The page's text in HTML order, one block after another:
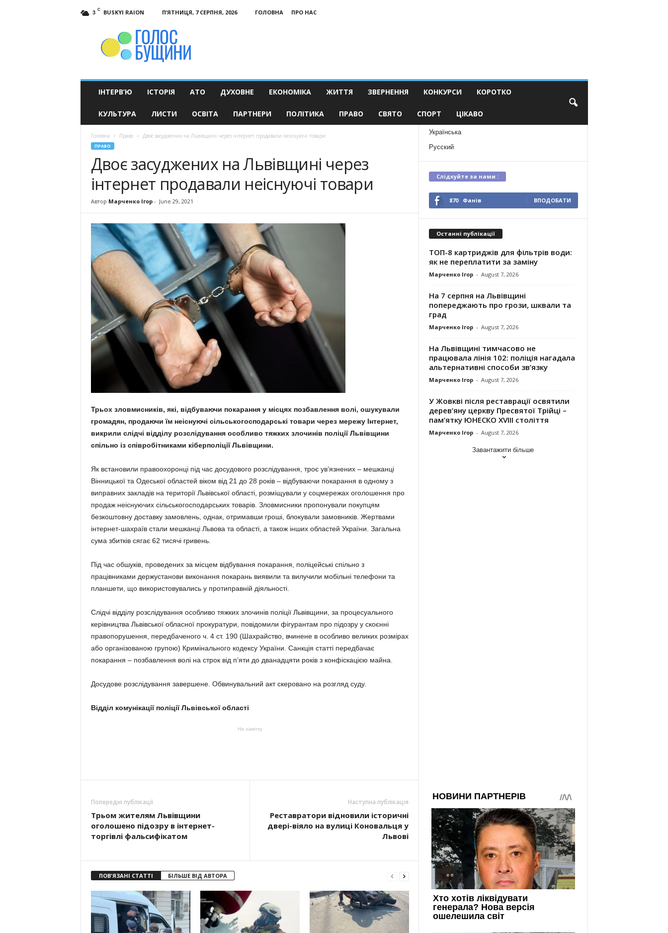
3 C BUSKYI RAION П’ЯТНИЦЯ, 7 СЕРПНЯ, 2026 ГОЛОВНА
ПРО НАС
ІНТЕРВ’Ю ІСТОРІЯ АТО ДУХОВНЕ ЕКОНОМІКА ЖИТТЯ ЗВЕРНЕННЯ КОНКУРСИ КОРОТКО
КУЛЬТУРА ЛИСТИ ОСВІТА ПАРТНЕРИ ПОЛІТИКА ПРАВО СВЯТО СПОРТ ЦІКАВО
Головна Право Двоє засуджених на Львівщині через інтернет продавали неіснуючі товари
ПРАВО
Двоє засуджених на Львівщині через
інтернет продавали неіснуючі товари
Автор Марченко Ігор- June 29, 2021
Трьох зловмисників, які, відбуваючи покарання у місцях позбавлення волі, ошукували
громадян, продаючи їм неіснуючі сільськогосподарські товари через мережу Інтернет,
викрили слідчі відділу розслідування особливо тяжких злочинів поліції Львівщини
спільно із співробітниками кіберполіції Львівщини.
Як встановили правоохоронці під час досудового розслідування, троє ув’язнених – мешканці
Вінницької та Одеської областей віком від 21 до 28 років – відбуваючи покарання в одному з
виправних закладів на території Львівської області, розміщували у соцмережах оголошення про
продаж неіснуючих сільськогосподарських товарів. Зловмисники пропонували покупцям
безкоштовну доставку замовлень, однак, отримавши гроші, блокували замовників. Жертвами
інтернет-шахраїв стали мешканці Львова та області, а також інших областей України. Загальна
сума збитків сягає 62 тисячі гривень.
Під час обшуків, проведених за місцем відбування покарання, поліцейські спільно з
працівниками держустанови виконання покарань виявили та вилучили мобільні телефони та
планшети, що використовувались у протиправній діяльності.
Слідчі відділу розслідування особливо тяжких злочинів поліції Львівщини, за процесуального
керівництва Львівської обласної прокуратури, повідомили фігурантам про підозру у скоєнні
правопорушення, передбаченого ч. 4 ст. 190 (Шахрайство, вчинене в особливо великих розмірах
або організованою групою) Кримінального кодексу України. Санкція статті передбачає
покарання – позбавлення волі на строк від п’яти до дванадцяти років з конфіскацією майна.
Досудове розслідування завершене. Обвинувальний акт скеровано на розгляд суду.
Відділ комунікації поліції Львівської області
На замітку
Попередні публікації
Трьом жителям Львівщини
оголошено підозру в інтернет-
торгівлі фальсифікатом
Наступна публікація
Реставратори відновили історичні
двері-віяло на вулиці Коновальця у
Львові
ПОВ'ЯЗАНІ СТАТТІ БІЛЬШЕ ВІД АВТОРА
Українська
Русский
Слідкуйте за нами :
870 Фанів ВПОДОБАТИ
Останні публікації
ТОП-8 картриджів для фільтрів води:
як не переплатити за заміну
Марченко Ігор - August 7, 2026
На 7 серпня на Львівщині
попереджають про грози, шквали та
град
Марченко Ігор - August 7, 2026
На Львівщині тимчасово не
працювала лінія 102: поліція нагадала
альтернативні способи зв’язку
Марченко Ігор - August 7, 2026
У Жовкві після реставрації освятили
дерев’яну церкву Пресвятої Трійці –
пам’ятку ЮНЕСКО XVIII століття
Марченко Ігор - August 7, 2026
Завантажити більше